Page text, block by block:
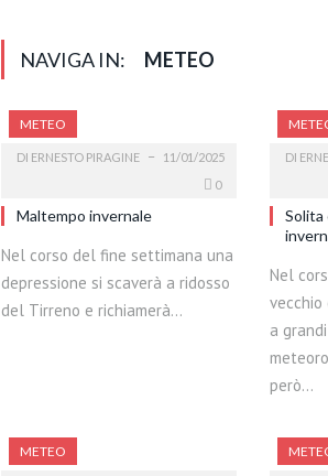
NAVIGA IN: METEO
METEO
DI ERNESTO PIRAGINE
11/01/2025
0
Maltempo invernale
Nel corso del fine settimana una
depressione si scaverà a ridosso
del Tirreno e richiamerà…
DI
Solita
Nel
vecchio
a
però…
METEO